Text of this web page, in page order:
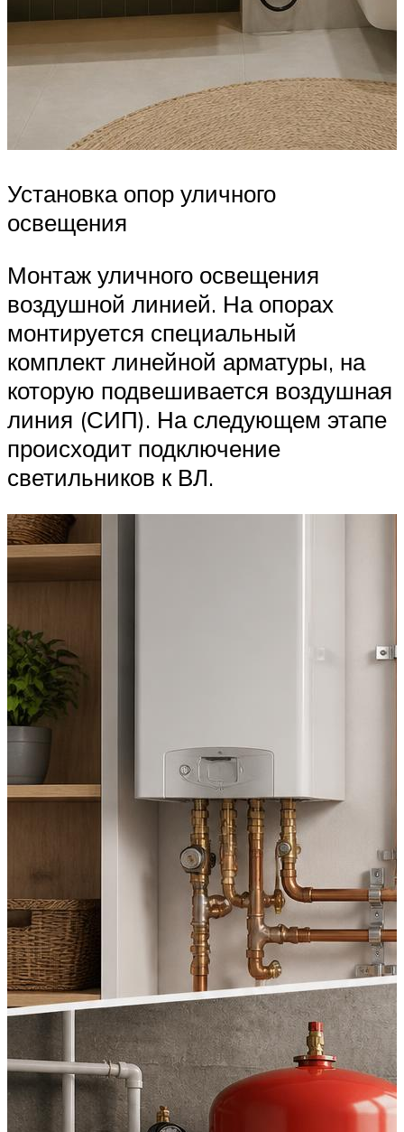
Установка опор уличного
освещения
Монтаж уличного освещения
воздушной линией. На опорах
монтируется специальный
комплект линейной арматуры, на
которую подвешивается воздушная
линия (СИП). На следующем этапе
происходит подключение
светильников к ВЛ.